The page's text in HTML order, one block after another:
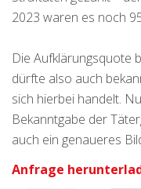
2023 waren es noch
Die Aufklärungsquote
dürfte also auch
sich hierbei handelt.
Bekanntgabe der
auch ein genaueres
Anfrage